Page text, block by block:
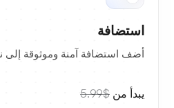
استضافة
أضف استضافة آمنة وموثوقة إلى
يبدأ من $5.99